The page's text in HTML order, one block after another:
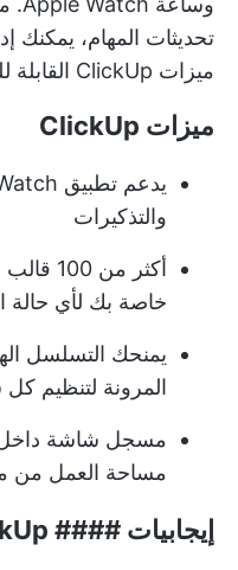
تحديثات المهام، يمكنك
ميزات ClickUp القابلة للتخصيص بالكامل!
ميزات ClickUp
والتذكيرات
أكثر
خاصة بك لأي حالة
يمنحك التسلسل
المرونة لتنظيم
مسجل شاشة داخل
مساحة العمل من
إيجابيات #### ClickUp